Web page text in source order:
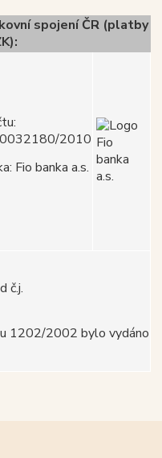
spojení ČR (platby
2010
Fio banka a.s.
č.j.
1202/2002 bylo vydáno